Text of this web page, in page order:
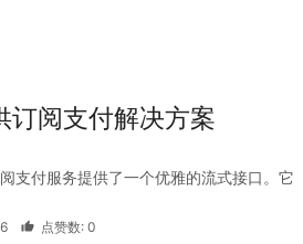
阅支付解决方案
支付服务提供了一个优雅的流式接口。它
点赞数: 0